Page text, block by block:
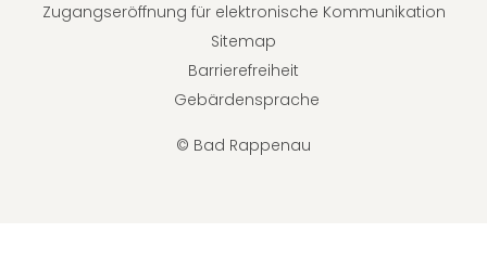
© Bad Rappenau
Zugangseröffnung für elektronische Kommunikation
Sitemap
Barrierefreiheit
Gebärdensprache